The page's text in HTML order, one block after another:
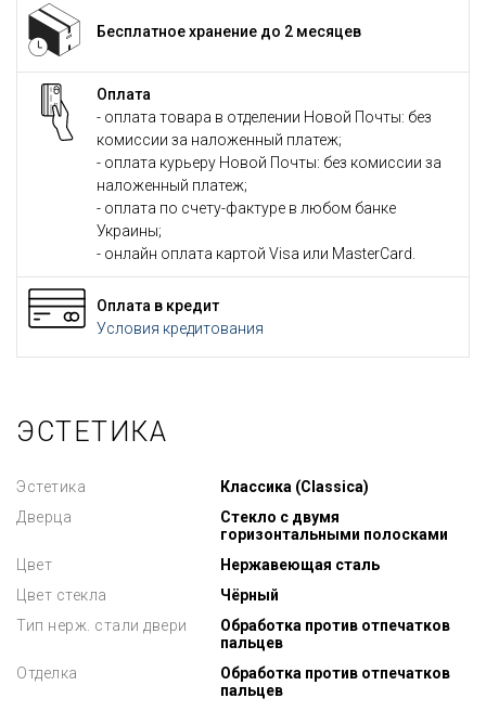
Бесплатное хранение до 2 месяцев
Оплата
- оплата товара в отделении Новой Почты: без
комиссии за наложенный платеж;
- оплата курьеру Новой Почты: без комиссии за
наложенный платеж;
- оплата по счету-фактуре в любом банке
Украины;
- онлайн оплата картой Visa или MasterCard.
Оплата в кредит
Условия кредитования
ЭСТЕТИКА
Эстетика
Классика (Classica)
Дверца
Стекло с двумя
горизонтальными полосками
Цвет
Нержавеющая сталь
Цвет стекла
Чёрный
Тип нерж. стали двери
Обработка против отпечатков
пальцев
Отделка
Обработка против отпечатков
пальцев